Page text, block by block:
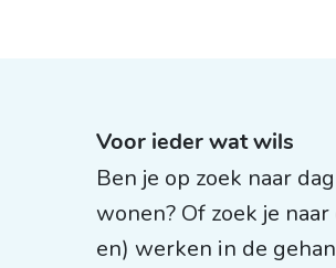
Voor ieder wat wils
Ben je op zoek naar
wonen? Of zoek je
en) werken in de